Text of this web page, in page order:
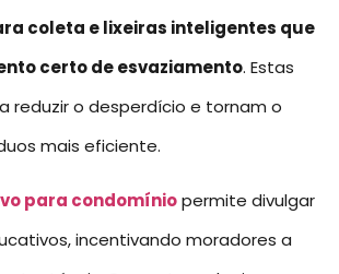
coleta e lixeiras inteligentes que
certo de esvaziamento. Estas
reduzir o desperdício e tornam o
mais eficiente.
para condomíniopermite divulgar
incentivando moradores a